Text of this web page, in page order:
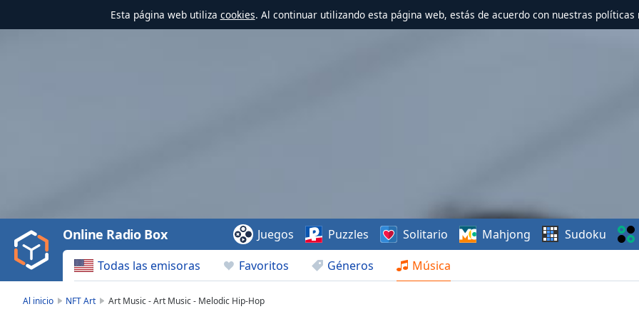
Esta página web utiliza cookies. Al continuar utilizando esta página web, estás de acuerdo con nuestras políticas
Video
Play
Backward
Skip
Todas las emisoras Favoritos Géneros Música
Online Radio Box Juegos Puzzles Solitario Mahjong Sudoku
Al inicio NFT Art Art Music - Art Music - Melodic Hip-Hop